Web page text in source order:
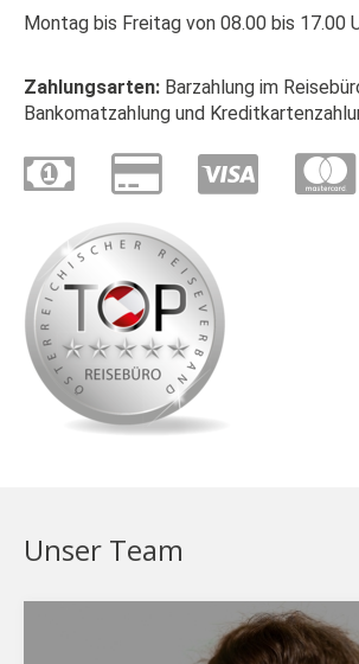
Montag bis Freitag von 08.00 bis 17.00
Zahlungsarten: Barzahlung im
Bankomatzahlung und
Unser Team